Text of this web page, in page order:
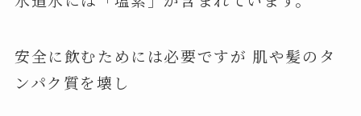
安全に飲むためには必要ですが 肌や髪のタ
ンパク質を壊し